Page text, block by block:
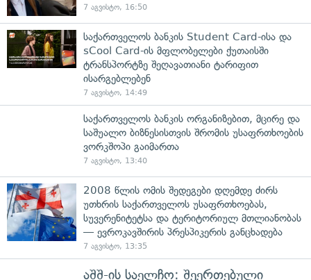
7 აგვისტო, 16:50
საქართველოს ბანკის Student Card-ისა და
sCool Card-ის მფლობელები ქუთაისში
ტრანსპორტზე შეღავათიანი ტარიფით
ისარგებლებენ
7 აგვისტო, 14:49
საქართველოს ბანკის ორგანიზებით, მცირე და
საშუალო ბიზნესისთვის შრომის უსაფრთხოების
ვორკშოპი გაიმართა
7 აგვისტო, 13:40
2008 წლის ომის შედეგები დღემდე ძირს
უთხრის საქართველოს უსაფრთხოებას,
სუვერენიტეტსა და ტერიტორიულ მთლიანობას
— ევროკავშირის პრესპიკერის განცხადება
7 აგვისტო, 13:35
აშშ-ის საელჩო: შეერთებული